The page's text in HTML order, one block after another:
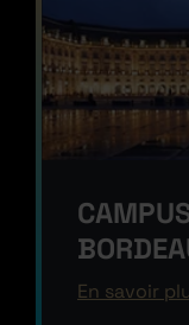
En savoir